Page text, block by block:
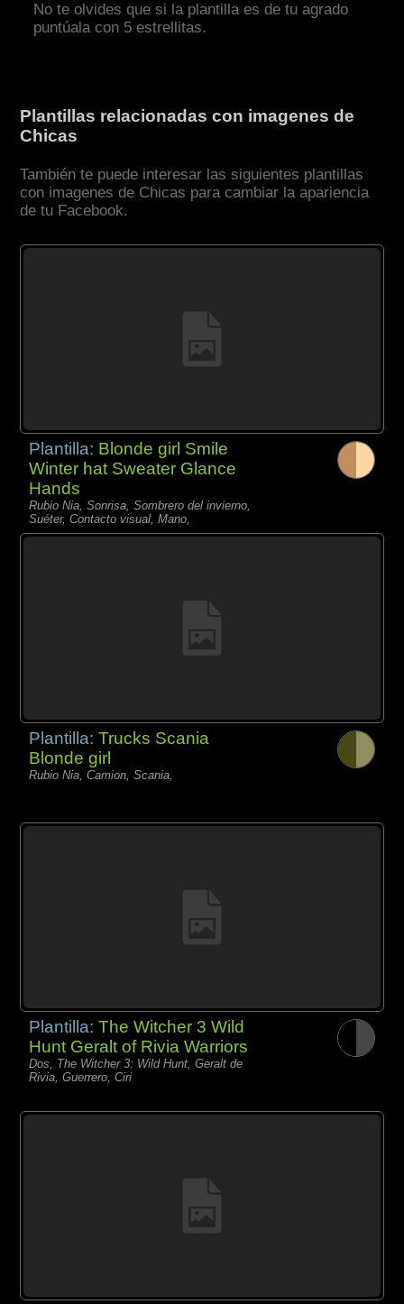
No te olvides que si la plantilla es de tu agrado
puntúala con 5 estrellitas.
Plantillas relacionadas con imagenes de
Chicas
También te puede interesar las siguientes plantillas
con imagenes de Chicas para cambiar la apariencia
de tu Facebook.
Plantilla: Blonde girl Smile
Winter hat Sweater Glance
Hands
Rubio Nia, Sonrisa, Sombrero del invierno,
Suéter, Contacto visual, Mano,
Plantilla:Trucks Scania
Blonde girl
Rubio Nia, Camion, Scania,
Plantilla:The Witcher 3 Wild
Hunt Geralt of Rivia Warriors
Dos, The Witcher 3: Wild Hunt, Geralt de
Rivia, Guerrero, Ciri